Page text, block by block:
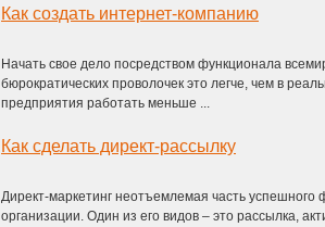
Как создать интернет-компанию
Начать свое дело посредством функционала
бюрократических проволочек это легче, чем в
предприятия работать меньше ...
Как сделать директ-рассылку
Директ-маркетинг неотъемлемая часть
организации. Один из его видов – это рассылка,